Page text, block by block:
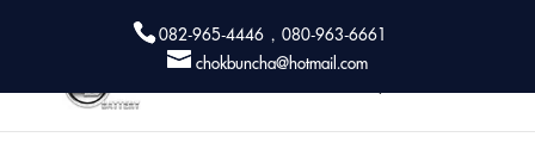
082-965-4446 , 080-963-6661
chokbuncha@hotmail.com